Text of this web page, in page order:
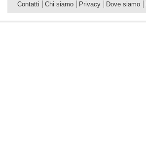
Contatti Chi siamo Privacy Dove siamo